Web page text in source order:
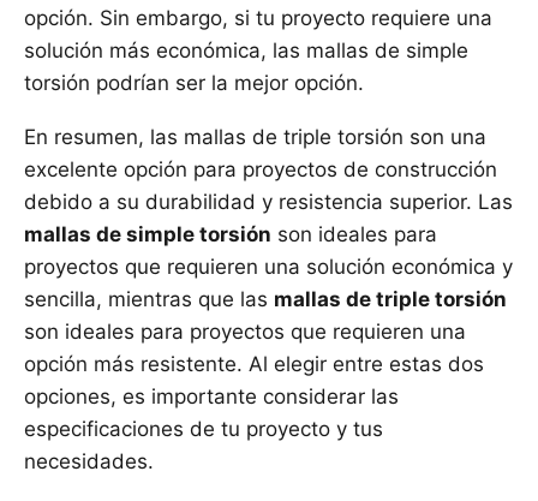
opción. Sin embargo, si tu proyecto requiere una
solución más económica, las mallas de simple
torsión podrían ser la mejor opción.
En resumen, las mallas de triple torsión son una
excelente opción para proyectos de construcción
debido a su durabilidad y resistencia superior. Las
mallas de simple torsión son ideales para
proyectos que requieren una solución económica y
sencilla, mientras que las mallas de triple torsión
son ideales para proyectos que requieren una
opción más resistente. Al elegir entre estas dos
opciones, es importante considerar las
especificaciones de tu proyecto y tus
necesidades.